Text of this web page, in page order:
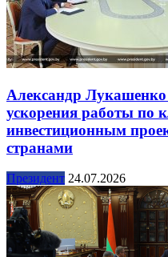
Александр Лукашенко
ускорения работы по
инвестиционным
странами
Президент 24.07.2026